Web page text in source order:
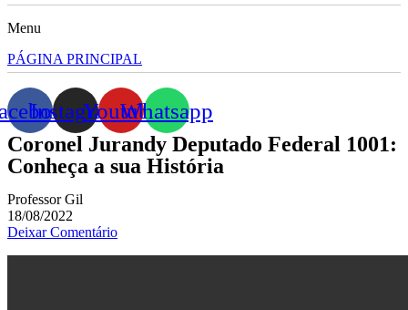
Menu
PÁGINA PRINCIPAL
InstagramYoutubeWhatsapp
Coronel Jurandy Deputado Federal 1001:
Conheça a sua História
Professor Gil
18/08/2022
Deixar Comentário